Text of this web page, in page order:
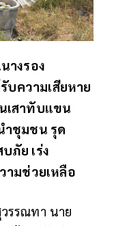
างรอง
บความเสียหาย
เสาทับแขน
ำชุมชน รุด
ภัย เร่ง
ามช่วยเหลือ
รรณทา นาย